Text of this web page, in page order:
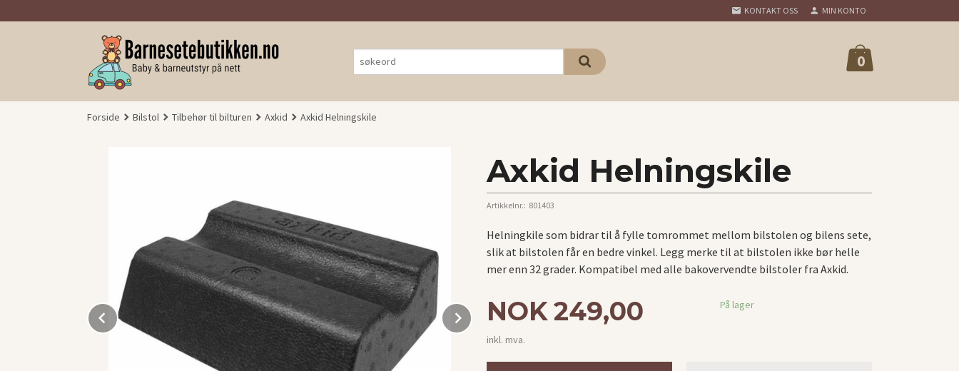
til
KONTAKT OSS MIN KONTO
0
Forside Bilstol Tilbehør til bilturen Axkid Axkid Helningskile
Prev Next
Axkid Helningskile
Artikkelnr.: 801403
Helningkile som bidrar til å fylle tomrommet mellom bilstolen og bilens sete,
slik at bilstolen får en bedre vinkel. Legg merke til at bilstolen ikke bør helle
mer enn 32 grader. Kompatibel med alle bakovervendte bilstoler fra Axkid.
Pris
NOK249,00
inkl. mva.
På lager